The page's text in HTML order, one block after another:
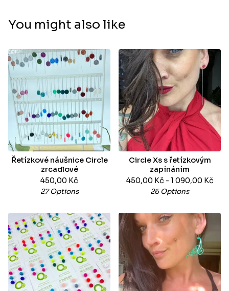
You might also like
Řetízkové náušnice Circle
zrcadlové
450,00 Kč
27 Options
Circle Xs s řetízkovým
zapínáním
450,00 Kč - 1 090,00 Kč
26 Options